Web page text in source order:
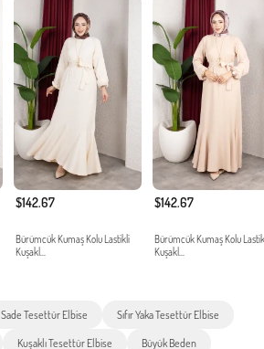
$142.67
Bürümcük Kumaş Kolu Lastikli
Kuşakl...
$142.67
Bürümcük Kumaş Kolu
Kuşakl...
Sade Tesettür Elbise Sıfır Yaka Tesettür Elbise
Kuşaklı Tesettür Elbise Büyük Beden